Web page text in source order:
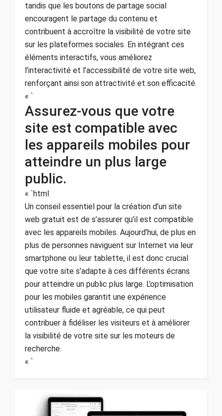
tandis que les boutons de partage social
encouragent le partage du contenu et
contribuent à accroître la visibilité de votre site
sur les plateformes sociales. En intégrant ces
éléments interactifs, vous améliorez
l’interactivité et l’accessibilité de votre site web,
renforçant ainsi son attractivité et son efficacité.
« `
Assurez-vous que votre
site est compatible avec
les appareils mobiles pour
atteindre un plus large
public.
« `html
Un conseil essentiel pour la création d’un site
web gratuit est de s’assurer qu’il est compatible
avec les appareils mobiles. Aujourd’hui, de plus en
plus de personnes naviguent sur Internet via leur
smartphone ou leur tablette, il est donc crucial
que votre site s’adapte à ces différents écrans
pour atteindre un public plus large. L’optimisation
pour les mobiles garantit une expérience
utilisateur fluide et agréable, ce qui peut
contribuer à fidéliser les visiteurs et à améliorer
la visibilité de votre site sur les moteurs de
recherche.
« `